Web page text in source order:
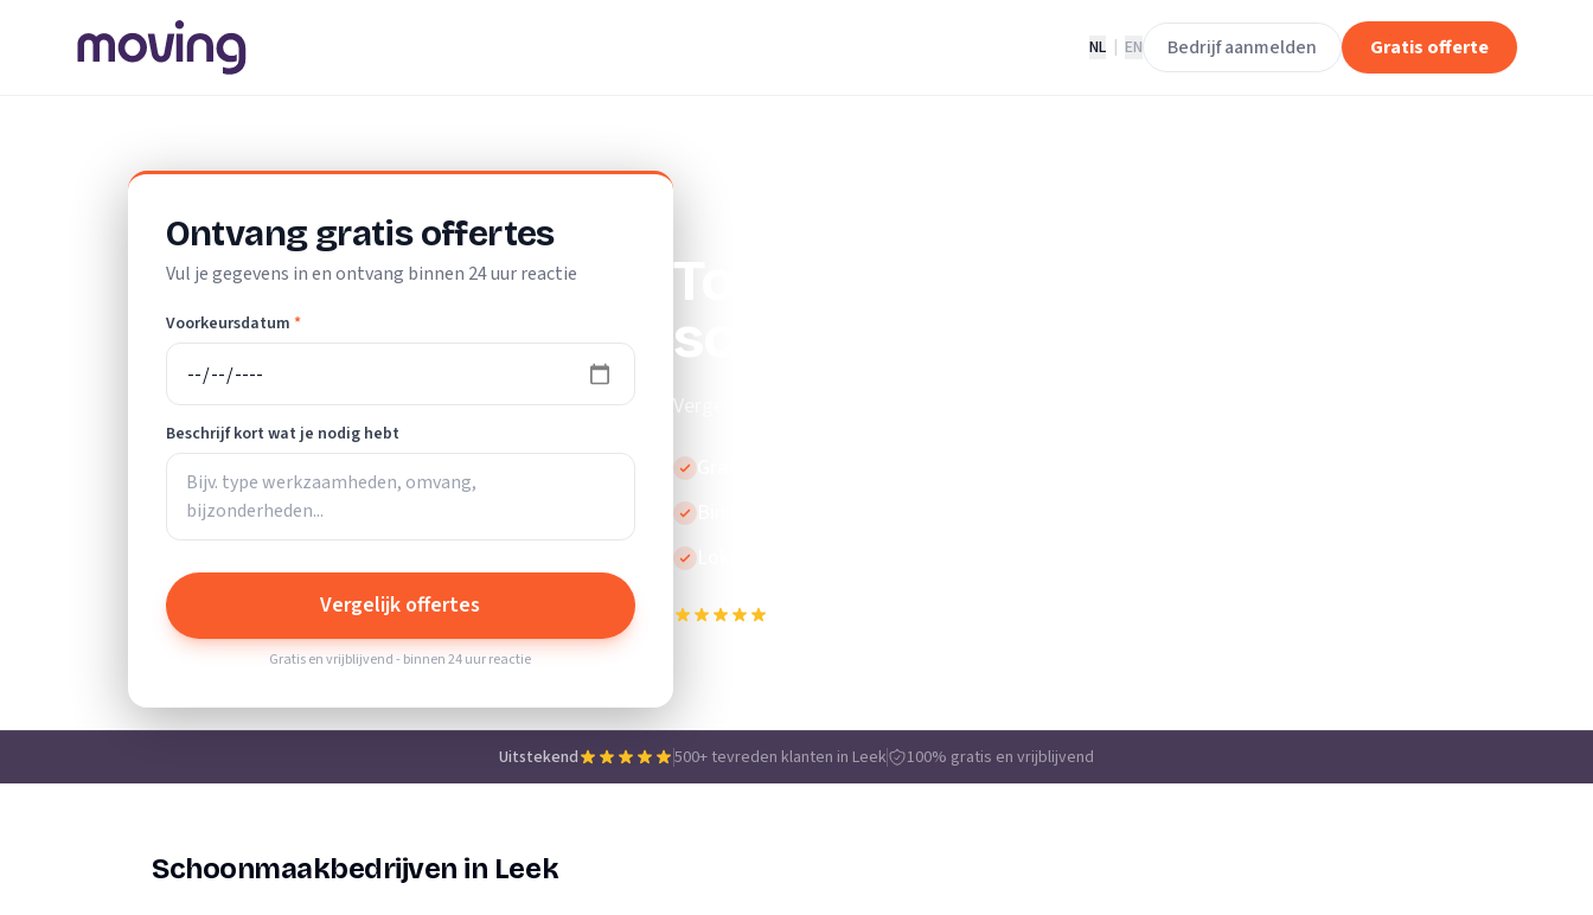
NL EN Bedrijf aanmelden Gratis offerte
Ontvang gratis offertes
Vul je gegevens in en ontvang binnen 24 uur reactie
Voorkeursdatum *
Beschrijf kort wat je nodig hebt
Vergelijk offertes
Gratis en vrijblijvend - binnen 24 uur reactie
Top 10 beste
schoonmaakbedrijven in Leek
Vergelijk de beste schoonmaakbedrijven in Leek.
Gratis en vrijblijvend
Binnen 24 uur reactie
Lokale vakmensen
Uitstekend 500+ tevreden klanten in Leek 100% gratis en vrijblijvend
Schoonmaakbedrijven in Leek